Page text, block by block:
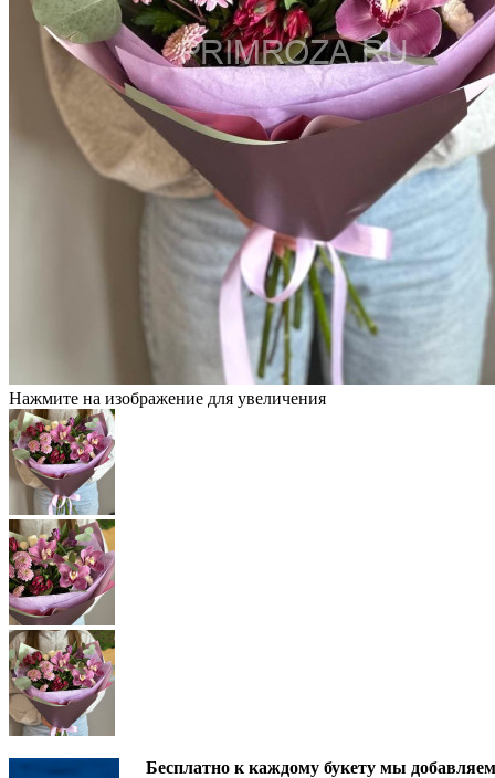
Нажмите на изображение для увеличения
Бесплатно к каждому букету мы